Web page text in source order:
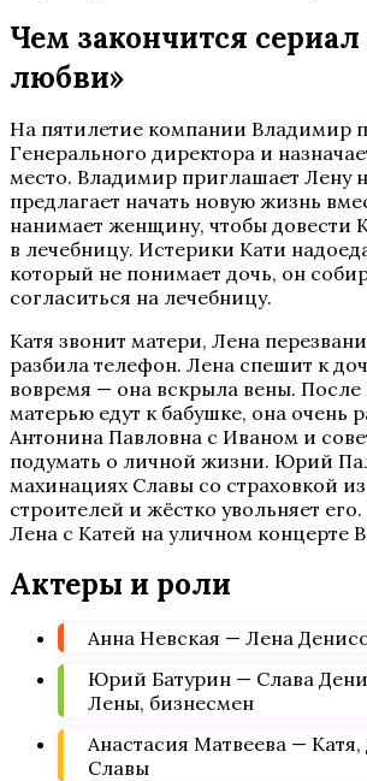
Чем закончится
любви»
На пятилетие компании Владимир
Генерального директора и
место. Владимир приглашает Лену
предлагает начать новую жизнь
нанимает женщину, чтобы довести
в лечебницу. Истерики Кати
который не понимает дочь, он
согласиться на лечебницу.
Катя звонит матери, Лена
разбила телефон. Лена спешит к
вовремя — она вскрыла вены.
матерью едут к бабушке, она очень
Антонина Павловна с Иваном и
подумать о личной жизни. Юрий
махинациях Славы со страховкой
строителей и жёстко увольняет
Лена с Катей на уличном концерте
Актеры и роли
Анна Невская — Лена
Юрий Батурин — Слава
Лены, бизнесмен
Анастасия Матвеева —
Славы